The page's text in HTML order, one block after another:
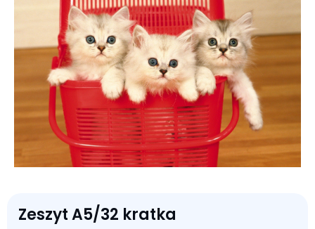
Zeszyt A5/32 kratka